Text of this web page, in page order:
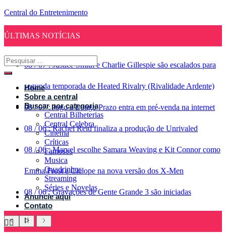
Central do Entretenimento
ÚLTIMAS NOTÍCIAS
08 / 07 : Justice Smith e Charlie Gillespie são escalados para
segunda temporada de Heated Rivalry (Rivalidade Ardente)
08 / 07 : Jogo a Longo Prazo entra em pré-venda na internet
08 / 06 : Rachel Reid finaliza a produção de Unrivaled
08 / 06 : Marvel escolhe Samara Weaving e Kit Connor como
Emma Frost e Ciclope na nova versão dos X-Men
08 / 06 : Gravações de Gente Grande 3 são iniciadas
Home
Sobre a central
Buscar por categoria
Central Bilheterias
Central Celebra
Cinema
Críticas
Famosos
Musica
Quadrinhos
Streaming
Séries e Novelas
Anuncie aqui
Contato